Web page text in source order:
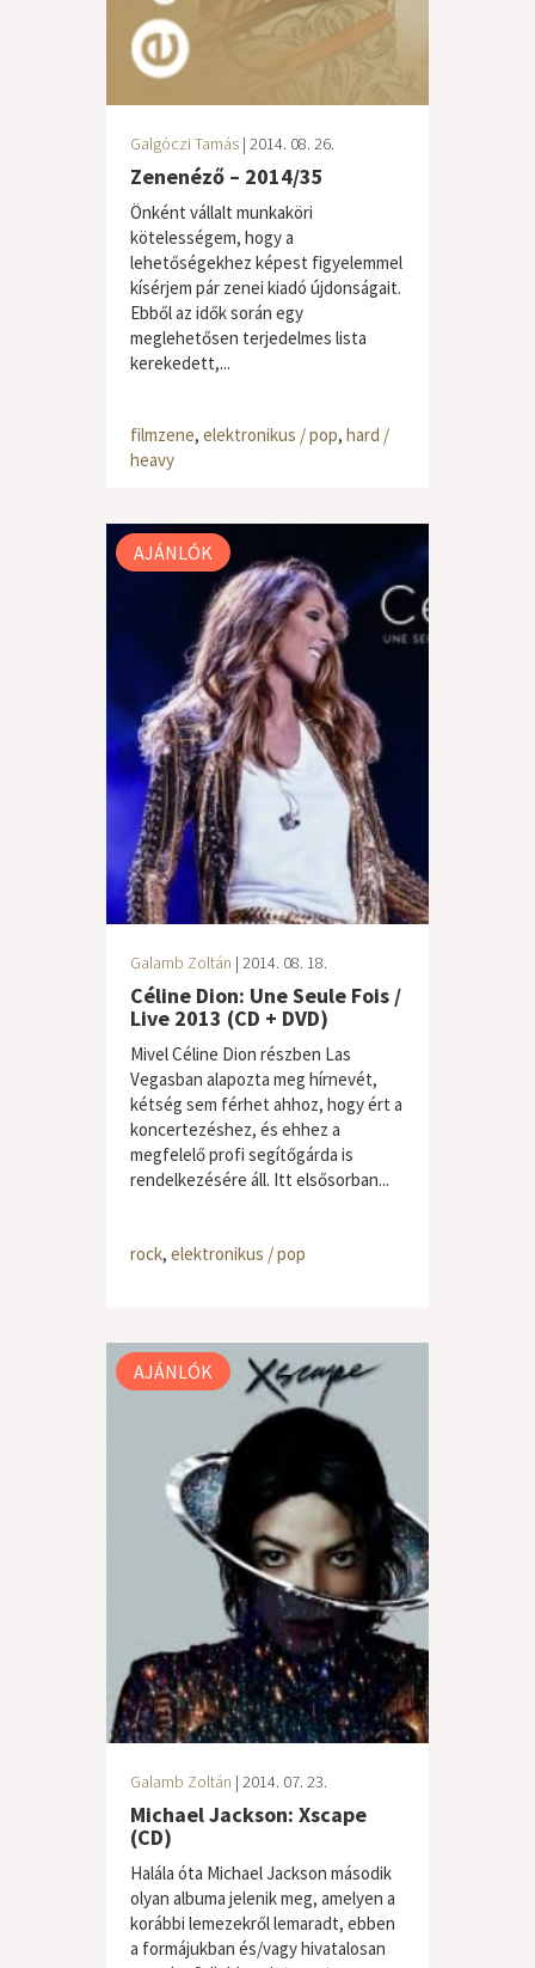
Galgóczi Tamás | 2014. 08. 26.
Zenenéző – 2014/35
Önként vállalt munkaköri
kötelességem, hogy a
lehetőségekhez képest figyelemmel
kísérjem pár zenei kiadó újdonságait.
Ebből az idők során egy
meglehetősen terjedelmes lista
kerekedett,...
filmzene, elektronikus / pop, hard /
heavy
AJÁNLÓK
Galamb Zoltán | 2014. 08. 18.
Céline Dion: Une Seule Fois /
Live 2013 (CD + DVD)
Mivel Céline Dion részben Las
Vegasban alapozta meg hírnevét,
kétség sem férhet ahhoz, hogy ért a
koncertezéshez, és ehhez a
megfelelő profi segítőgárda is
rendelkezésére áll. Itt elsősorban...
rock, elektronikus / pop
AJÁNLÓK
Galamb Zoltán | 2014. 07. 23.
Michael Jackson: Xscape
(CD)
Halála óta Michael Jackson második
olyan albuma jelenik meg, amelyen a
korábbi lemezekről lemaradt, ebben
a formájukban és/vagy hivatalosan